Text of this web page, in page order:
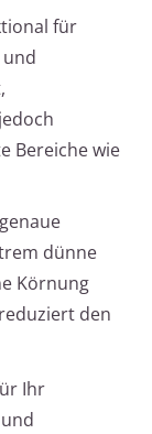
für
Bereiche wie
dünne
Körnung
den
Ihr